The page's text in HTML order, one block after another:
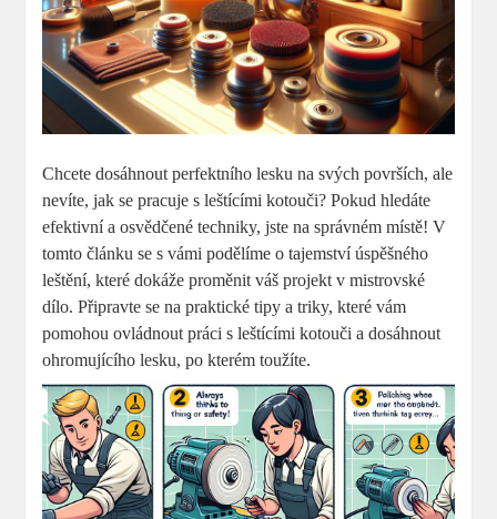
Chcete dosáhnout perfektního lesku na svých površích, ale
nevíte, jak se pracuje s leštícími kotouči? Pokud hledáte
efektivní a osvědčené techniky, jste na správném místě! V
tomto článku se s vámi podělíme o tajemství úspěšného
leštění, které dokáže proměnit váš projekt v mistrovské
dílo. Připravte se na praktické tipy a triky, které vám
pomohou ovládnout práci s leštícími kotouči a dosáhnout
ohromujícího lesku, po kterém toužíte.